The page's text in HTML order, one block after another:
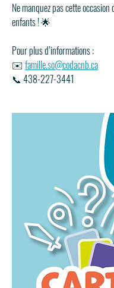
Ne manquez pas cette
enfants ! 🌟
Pour plus d’informations :
✉️ famille.so@codacnb.ca
📞 438-227-3441